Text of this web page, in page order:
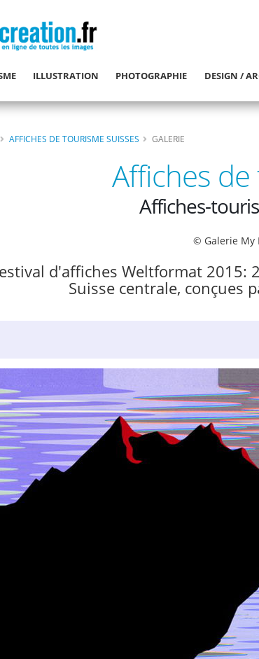
ILLUSTRATION PHOTOGRAPHIE DESIGN /
AFFICHES DE TOURISME SUISSES GALERIE
Affiches
Affiches-
© Galerie My
d'affiches Weltformat
Suisse centrale, conçues